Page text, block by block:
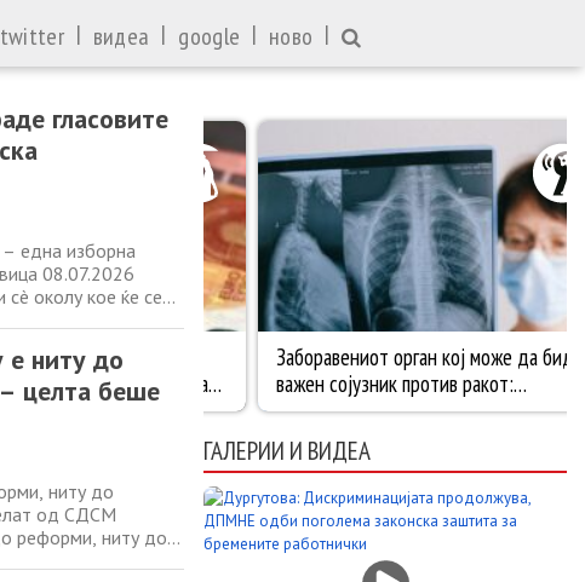
twitter | видеа | google | ново |
гласовите
една изборна
08.07.2026
околу кое ќе се
е ниту до
целта беше
ниту до
од СДСМ
реформи, ниту до
ГАЛЕРИИ И ВИДЕА